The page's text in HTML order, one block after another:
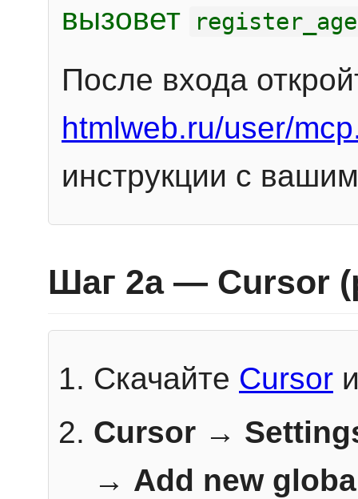
вызовет
После входа
htmlweb.ru/user/
инструкции с
Шаг 2a — Cursor
Скачайте Cursor
Cursor →
→ Add new